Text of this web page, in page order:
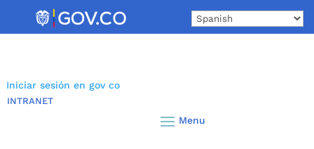
Iniciar sesión en gov co
INTRANET